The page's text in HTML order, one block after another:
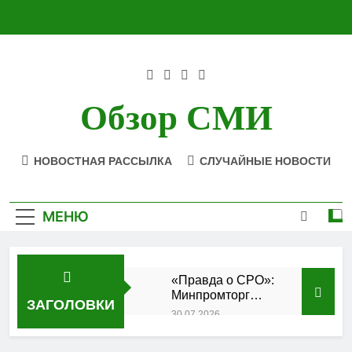
Обзор СМИ
НОВОСТНАЯ РАССЫЛКА СЛУЧАЙНЫЕ НОВОСТИ
МЕНЮ
ЗАГОЛОВКИ
«Правда о СРО»:
Минпромторг
подтвердил
кластера
30.07.2026